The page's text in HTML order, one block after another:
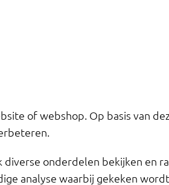
of webshop. Op basis van
diverse onderdelen bekijken en
analyse waarbij gekeken